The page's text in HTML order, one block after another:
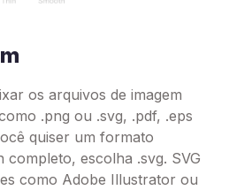
os arquivos de imagem
.png ou .svg, .pdf, .eps
quiser um formato
completo, escolha .svg. SVG
como Adobe Illustrator ou